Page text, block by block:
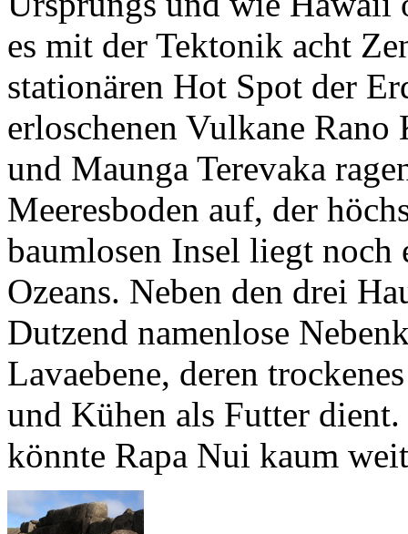
stationärenHot Spotder
erloschenen Vulkane Rano
undMaunga Terevaka
Meeresboden auf, der
baumlosen Insel liegt noch
Ozeans. Neben den drei
Dutzend namenlose
Lavaebene, deren
und Kühen als Futter
könnte Rapa Nui kaum